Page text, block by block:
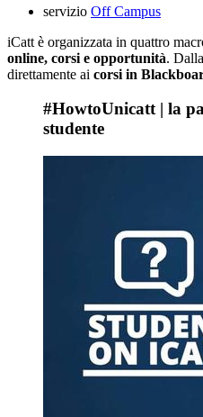
servizio Off Campus
iCatt è organizzata in quattro
online, corsi e opportunità.
direttamente ai corsi in
#HowtoUnicatt | la
studente